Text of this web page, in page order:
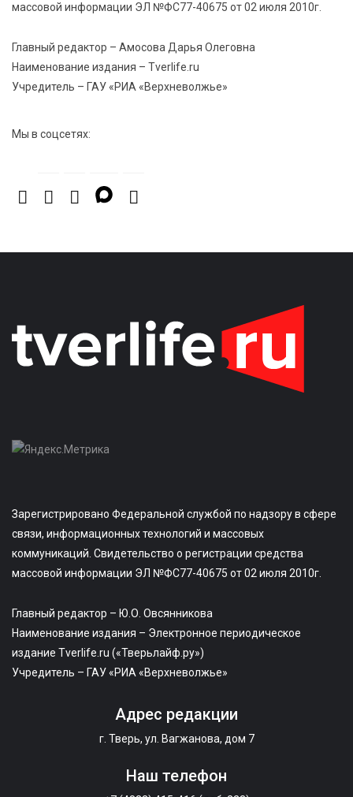
Когда тренироваться в жару: тренер дал чёткие
рекомендации по безопасным занятиям на улице
массовой информации ЭЛ №ФС77-40675 от 02 июля 2010г.
Главный редактор – Амосова Дарья Олеговна
Наименование издания – Tverlife.ru
Учредитель – ГАУ «РИА «Верхневолжье»
Мы в соцсетях:
Зарегистрировано Федеральной службой по надзору в сфере
связи, информационных технологий и массовых
коммуникаций. Свидетельство о регистрации средства
массовой информации ЭЛ №ФС77-40675 от 02 июля 2010г.
Главный редактор – Ю.О. Овсянникова
Наименование издания – Электронное периодическое
издание Tverlife.ru («Тверьлайф.ру»)
Учредитель – ГАУ «РИА «Верхневолжье»
Адрес редакции
г. Тверь, ул. Вагжанова, дом 7
Наш телефон